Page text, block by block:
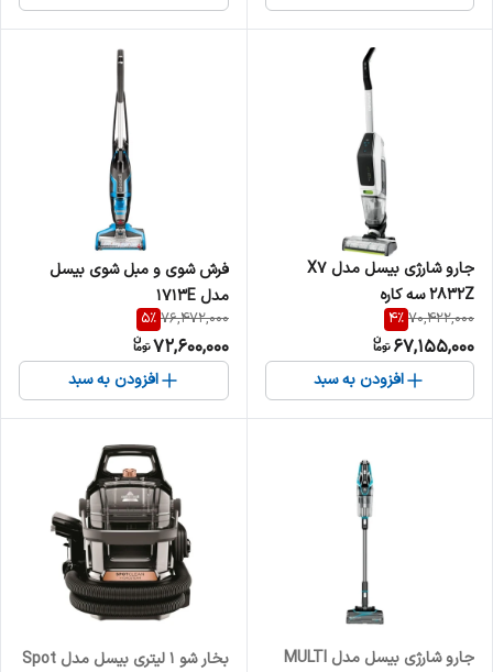
جارو شارژی بیسل مدل X7
2832Z سه کاره
70,422,000
4%
67,155,000
افزودن به سبد
فرش شوی و مبل شوی بیسل
مدل 1713E
76,472,000
5%
72,600,000
افزودن به سبد
جارو شارژی بیسل مدل MULTI
بخار شو 1 لیتری بیسل مدل Spot